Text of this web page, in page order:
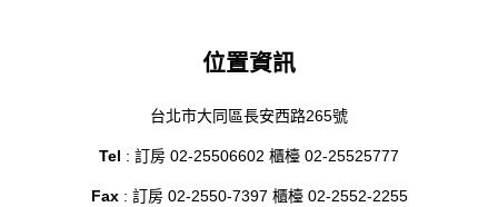
位置資訊
台北市大同區長安西路265號
Tel : 訂房 02-25506602 櫃檯 02-25525777
Fax: 訂房 02-2550-7397 櫃檯 02-2552-2255